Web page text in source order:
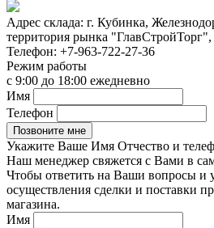
Адрес склада: г. Кубинка,
территория рынка
Телефон: +7-963-722-27-36
Режим работы
с 9:00 до 18:00 ежедневно
Имя
Телефон
Укажите Ваше Имя Отчество и
Наш менеджер свяжется с Вами в
Чтобы ответить на Ваши вопросы и
осуществления сделки и поставки
магазина.
Имя